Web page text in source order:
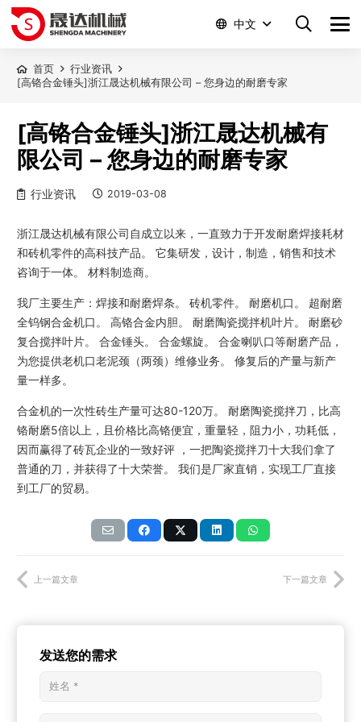
中文
首页
行业资讯
[高铬合金锤头]浙江晟达机械有限公司 – 您身边的耐磨专家
[高铬合金锤头]浙江晟达机械有
限公司 – 您身边的耐磨专家
行业资讯 2019-03-08
浙江晟达机械有限公司自成立以来，一直致力于开发耐磨焊接耗材
和砖机零件的高科技产品。 它集研发，设计，制造，销售和技术
咨询于一体。 材料制造商。
我厂主要生产：焊接和耐磨焊条。 砖机零件。 耐磨机口。 超耐磨
全钨钢合金机口。 高铬合金内胆。 耐磨陶瓷搅拌机叶片。 耐磨砂
复合搅拌叶片。 合金锤头。 合金螺旋。 合金喇叭口等耐磨产品，
为您提供老机口老泥颈（两颈）维修业务。 修复后的产量与新产
量一样多。
合金机的一次性砖生产量可达80-120万。 耐磨陶瓷搅拌刀，比高
铬耐磨5倍以上，且价格比高铬便宜，重量轻，阻力小，功耗低，
因而赢得了砖瓦企业的一致好评 ，一把陶瓷搅拌刀十大我们拿了
普通的刀，并获得了十大荣誉。 我们是厂家直销，实现工厂直接
到工厂的贸易。
上一篇文章 下一篇文章
发送您的需求